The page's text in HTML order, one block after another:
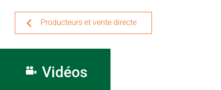
Producteurs et vente directe
Vidéos